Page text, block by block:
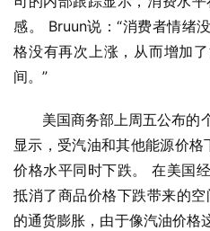
感。 Bruun说：“消费者情绪
格没有再次上涨，从而增加
间。”
美国商务部上周五公布的
显示，受汽油和其他能源价
价格水平同时下跌。 在美国
抵消了商品价格下跌带来的
的通货膨胀，由于像汽油价格